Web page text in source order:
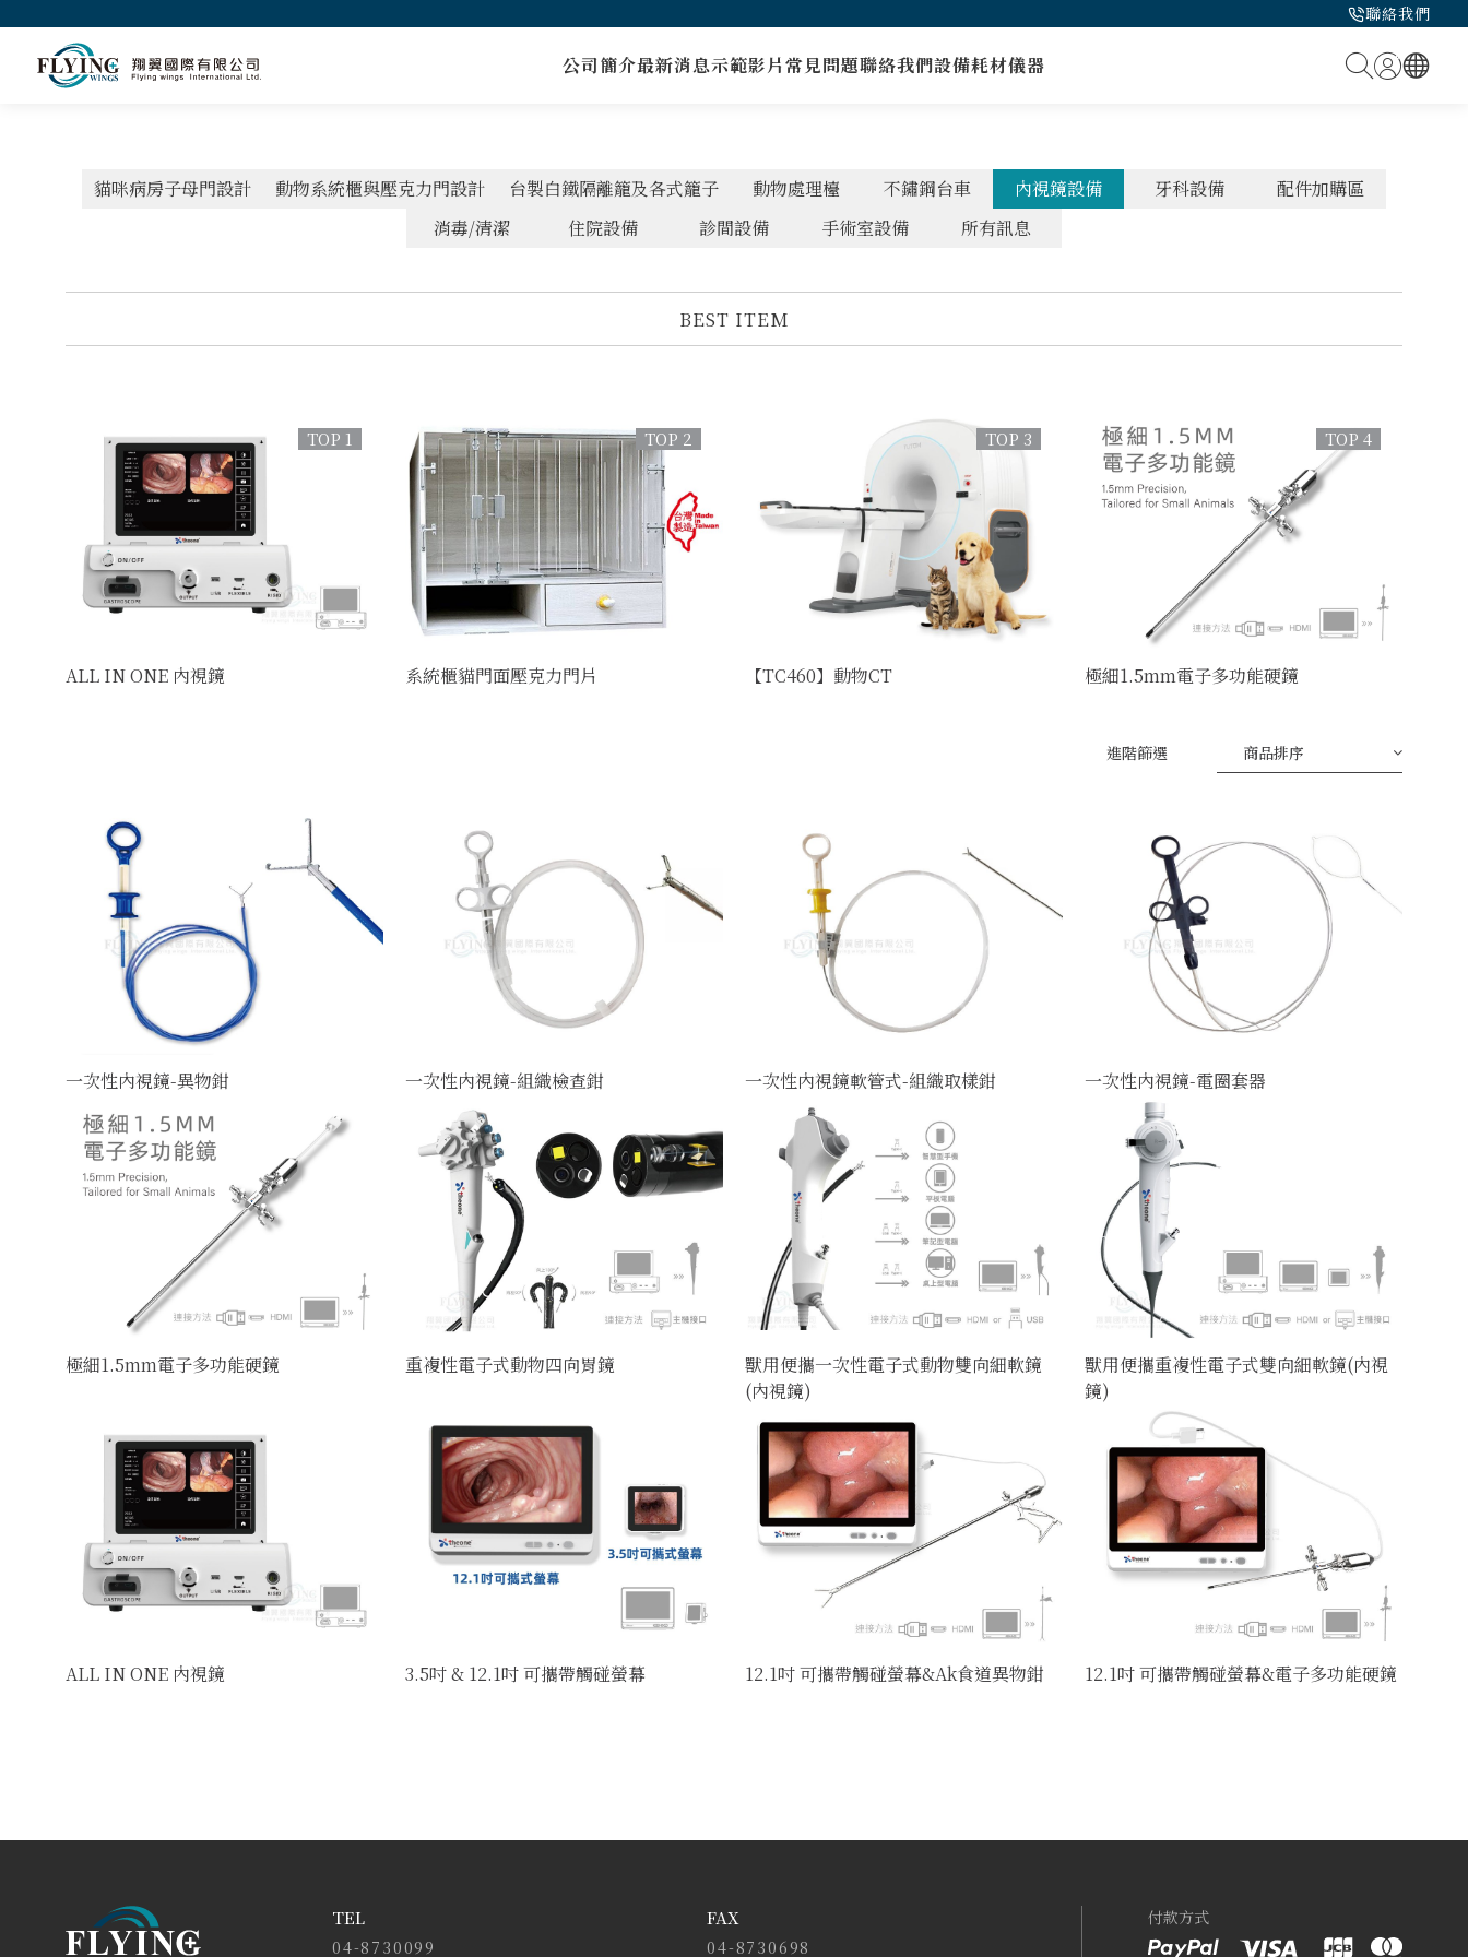
聯絡我們
公司簡介最新消息示範影片常見問題聯絡我們設備耗材儀器
貓咪病房子母門設計 動物系統櫃與壓克力門設計 台製白鐵隔離籠及各式籠子 動物處理檯 不鏽鋼台車 內視鏡設備 牙科設備
配件加購區
消毒/清潔
住院設備 診間設備 手術室設備 所有訊息
BEST ITEM
ALL IN ONE 內視鏡 系統櫃貓門面壓克力門片 【TC460】動物CT 極細1.5mm電子多功能硬鏡
進階篩選 商品排序
一次性內視鏡-異物鉗 一次性內視鏡-組織檢查鉗 一次性內視鏡軟管式-組織取樣鉗 一次性內視鏡-電圈套器
極細1.5mm電子多功能硬鏡 重複性電子式動物四向胃鏡
獸用便攜一次性電子式動物雙向細軟鏡
(內視鏡)
獸用便攜重複性電子式雙向細軟鏡(內視
鏡)
ALL IN ONE 內視鏡 3.5吋 & 12.1吋 可攜帶觸碰螢幕 12.1吋 可攜帶觸碰螢幕&Ak食道異物鉗 12.1吋 可攜帶觸碰螢幕&電子多功能硬鏡
TEL
04-8730099
FAX
04-8730698
付款方式